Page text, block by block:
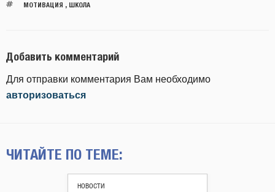
МОТИВАЦИЯ , ШКОЛА
Добавить комментарий
Для отправки комментария Вам необходимо
авторизоваться
ЧИТАЙТЕ ПО ТЕМЕ:
НОВОСТИ